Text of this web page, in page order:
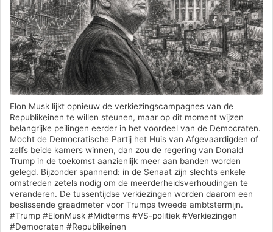
Elon Musk lijkt opnieuw de verkiezingscampagnes van de
Republikeinen te willen steunen, maar op dit moment wijzen
belangrijke peilingen eerder in het voordeel van de Democraten.
Mocht de Democratische Partij het Huis van Afgevaardigden of
zelfs beide kamers winnen, dan zou de regering van Donald
Trump in de toekomst aanzienlijk meer aan banden worden
gelegd. Bijzonder spannend: in de Senaat zijn slechts enkele
omstreden zetels nodig om de meerderheidsverhoudingen te
veranderen. De tussentijdse verkiezingen worden daarom een
beslissende graadmeter voor Trumps tweede ambtstermijn.
#Trump #ElonMusk #Midterms #VS-politiek #Verkiezingen
#Democraten #Republikeinen